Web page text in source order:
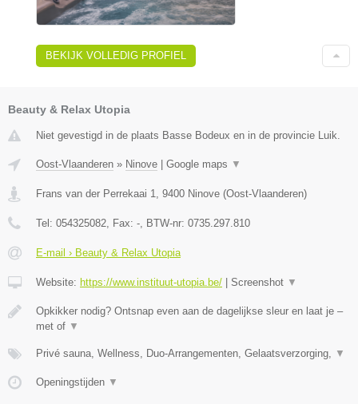
BEKIJK VOLLEDIG PROFIEL
Beauty & Relax Utopia
Niet gevestigd in de plaats Basse Bodeux en in de provincie Luik.
Oost-Vlaanderen » Ninove | Google maps ▼
Frans van der Perrekaai 1 9400 Ninove (Oost-Vlaanderen)
Tel: 054325082 , Fax: - , BTW-nr: 0735.297.810
E-mail › Beauty & Relax Utopia
Website: https://www.instituut-utopia.be/ | Screenshot ▼
Opkikker nodig? Ontsnap even aan de dagelijkse sleur en laat je –
met of ▼
Privé sauna, Wellness, Duo-Arrangementen, Gelaatsverzorging, ▼
Openingstijden ▼